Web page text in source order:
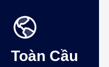
Toàn Cầu